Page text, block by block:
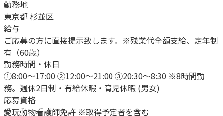
勤務地
東京都 杉並区
給与
ご応募の方に直接提示致します。※残業代全額支給、定年制
有（60歳）
勤務時間・休日
①8:00〜17:00 ②12:00〜21:00 ③20:30〜8:30 ※8時間勤
務。週休2日制・有給休暇・育児休暇 (男女)
応募資格
愛玩動物看護師免許 ※取得予定者を含む